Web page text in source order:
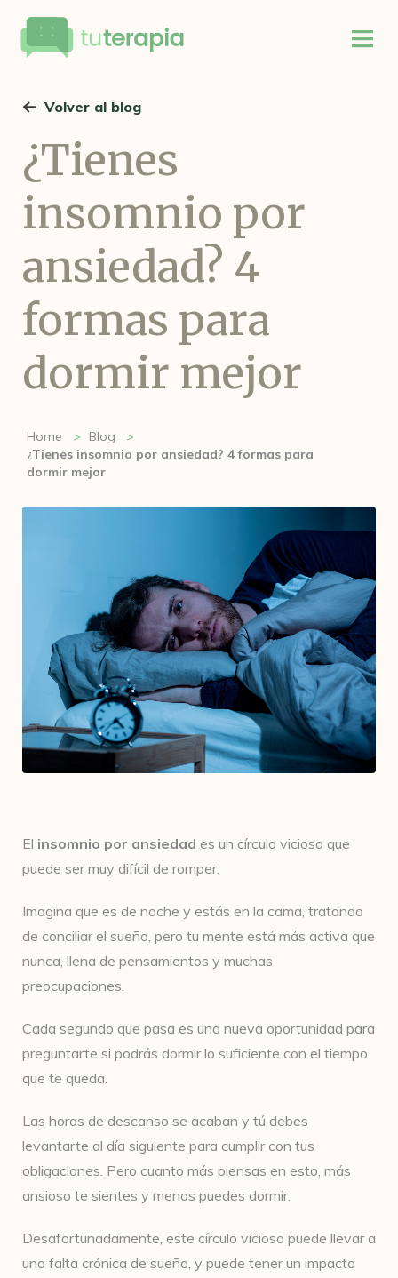
Volver al blog
¿Tienes
insomnio por
ansiedad? 4
formas para
dormir mejor
Home
Blog
¿Tienes insomnio por ansiedad? 4 formas para
dormir mejor
El insomnio por ansiedad es un círculo vicioso que
puede ser muy difícil de romper.
Imagina que es de noche y estás en la cama, tratando
de conciliar el sueño, pero tu mente está más activa que
nunca, llena de pensamientos y muchas
preocupaciones.
Cada segundo que pasa es una nueva oportunidad para
preguntarte si podrás dormir lo suficiente con el tiempo
que te queda.
Las horas de descanso se acaban y tú debes
levantarte al día siguiente para cumplir con tus
obligaciones. Pero cuanto más piensas en esto, más
ansioso te sientes y menos puedes dormir.
Desafortunadamente, este círculo vicioso puede llevar a
una falta crónica de sueño, y puede tener un impacto